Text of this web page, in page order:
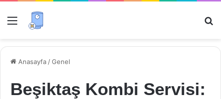
Menü
Anasayfa /Genel
Beşiktaş Kombi Servisi: